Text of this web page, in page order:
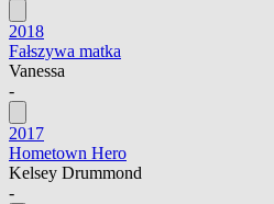
2018
Fałszywa matka
Vanessa
-
2017
Hometown Hero
Kelsey Drummond
-